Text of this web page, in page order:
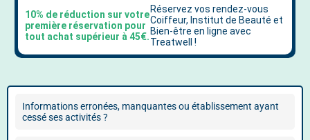
Informations erronées, manquantes ou établissement ayant
cessé ses activités ?